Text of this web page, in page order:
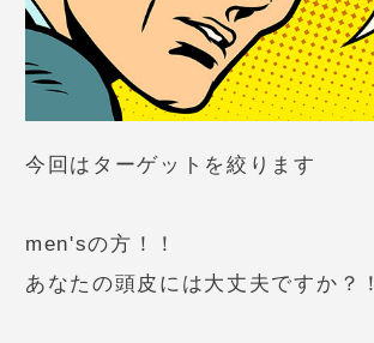
今回はターゲットを絞ります
men'sの方！！
あなたの頭皮には大丈夫ですか？！